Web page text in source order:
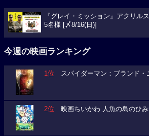
『グレイ・ミッション』アクリル
5名様 [〆8/16(日)]
今週の映画ランキング
1位 スパイダーマン：ブランド・
2位 映画ちいかわ 人魚の島のひみ